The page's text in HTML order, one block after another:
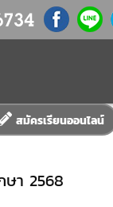
สมัครเรียนออนไลน์
ษา 2568